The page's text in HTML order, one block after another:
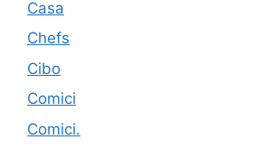
Casa
Chefs
Cibo
Comici
Comici.